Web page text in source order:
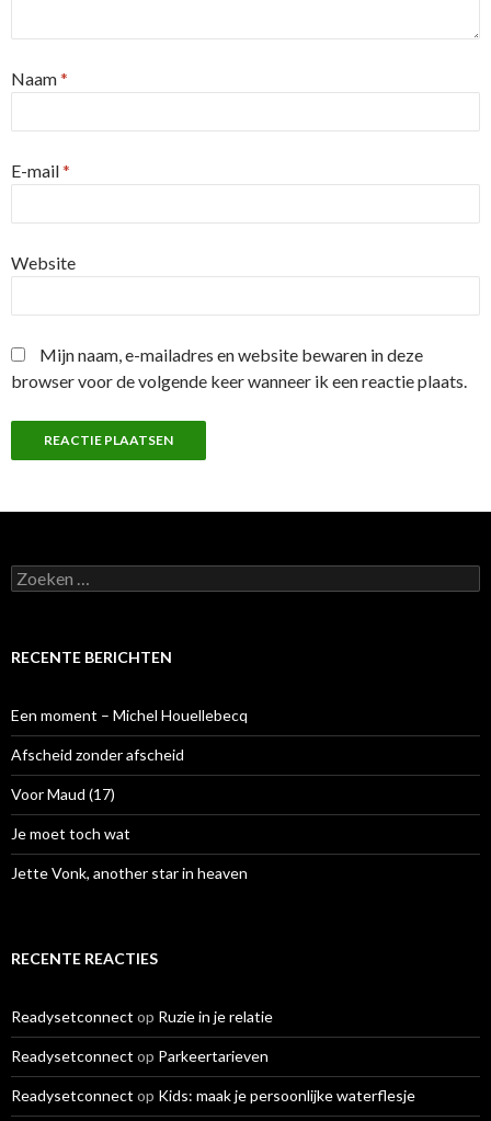
Naam*
E-mail*
Website
Mijn naam, e-mailadres en website bewaren in deze
browser voor de volgende keer wanneer ik een reactie plaats.
Z
o
e
a
a
r
:
RECENTE BERICHTEN
Een moment – Michel Houellebecq
Afscheid zonder afscheid
Voor Maud (17)
Je moet toch wat
Jette Vonk, another star in heaven
RECENTE REACTIES
Readysetconnect op Ruzie in je relatie
Readysetconnect op Parkeertarieven
Readysetconnect op Kids: maak je persoonlijke waterflesje